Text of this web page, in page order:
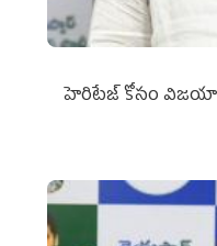
హెరిటేజ్ కోసం విజయా